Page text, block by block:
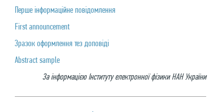
Перше інформаційне повідомлення
First announcement
Зразок оформлення тез доповіді
Abstract sample
За інформацією Інституту електронної фізики НАН України